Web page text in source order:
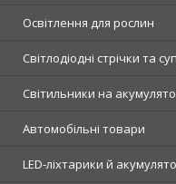
Освітлення для рослин
Світлодіодні стрічки та
Світильники на
Автомобільні товари
LED-ліхтарики й